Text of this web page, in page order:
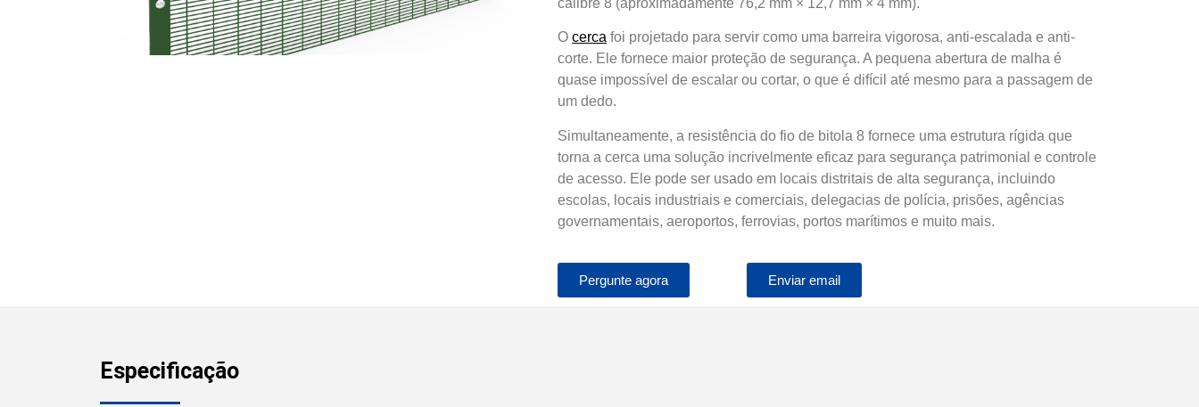
calibre 8 (aproximadamente 76,2 mm × 12,7 mm × 4 mm).
O cerca foi projetado para servir como uma barreira vigorosa, anti-escalada e anti-
corte. Ele fornece maior proteção de segurança. A pequena abertura de malha é
quase impossível de escalar ou cortar, o que é difícil até mesmo para a passagem de
um dedo.
Simultaneamente, a resistência do fio de bitola 8 fornece uma estrutura rígida que
torna a cerca uma solução incrivelmente eficaz para segurança patrimonial e controle
de acesso. Ele pode ser usado em locais distritais de alta segurança, incluindo
escolas, locais industriais e comerciais, delegacias de polícia, prisões, agências
governamentais, aeroportos, ferrovias, portos marítimos e muito mais.
Pergunte agora Enviar email
Especificação